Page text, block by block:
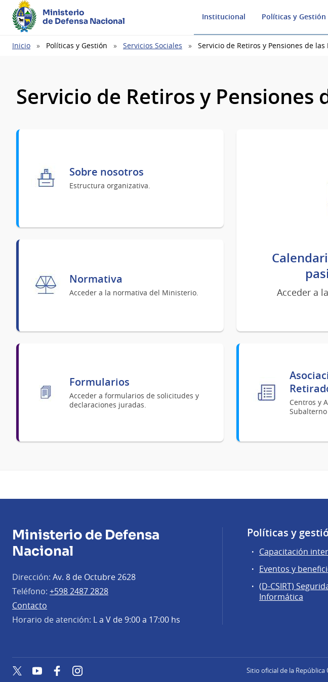
Ministerio
de Defensa Nacional
Institucional Políticas y Gestión
Ruta
Inicio Políticas y Gestión Servicios Sociales Servicio de Retiros y Pensiones de las
Servicio de Retiros y Pensiones
Sobre nosotros
Estructura organizativa.
Normativa
Acceder a la normativa del Ministerio.
Formularios
Acceder a formularios de solicitudes y
declaraciones juradas.
Acceder a
Centros y
Ministerio de Defensa
Nacional
Dirección: Av. 8 de Octubre 2628
Teléfono: +598 2487 2828
Contacto
Horario de atención: L a V de 9:00 a 17:00 hs
Políticas y
Capacitación
Eventos y
(D-CSIRT)
Informática
TwitterYouTube FacebookInstagram Sitio oficial de la